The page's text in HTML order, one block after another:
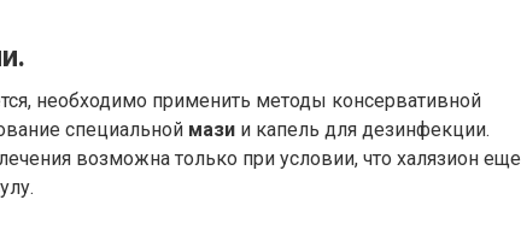
необходимо применить методы консервативной
специальной мази и капель для дезинфекции.
возможна только при условии, что халязион еще